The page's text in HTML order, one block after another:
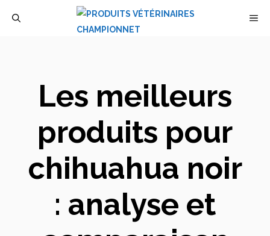
Les meilleurs
produits pour
chihuahua noir
: analyse et